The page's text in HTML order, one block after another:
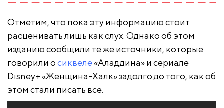
Отметим, что пока эту информацию стоит
расценивать лишь как слух. Однако об этом
изданию сообщили те же источники, которые
говорили осиквеле«Аладдина» и сериале
Disney+ «Женщина-Халк» задолго до того, как об
этом стали писать все.